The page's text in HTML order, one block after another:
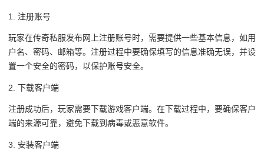
1. 注册账号
玩家在传奇私服发布网上注册账号时，需要提供一些基本信息，如用
户名、密码、邮箱等。注册过程中要确保填写的信息准确无误，并设
置一个安全的密码，以保护账号安全。
2. 下载客户端
注册成功后，玩家需要下载游戏客户端。在下载过程中，要确保客户
端的来源可靠，避免下载到病毒或恶意软件。
3. 安装客户端